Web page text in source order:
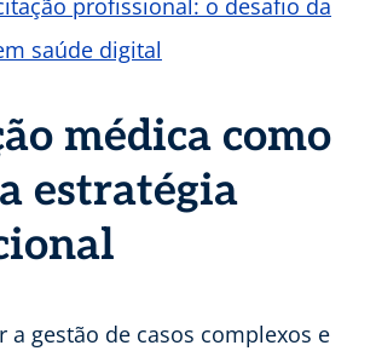
profissional: o desafio da
saúde digital
médica como
estratégia
a gestão de casos complexos e